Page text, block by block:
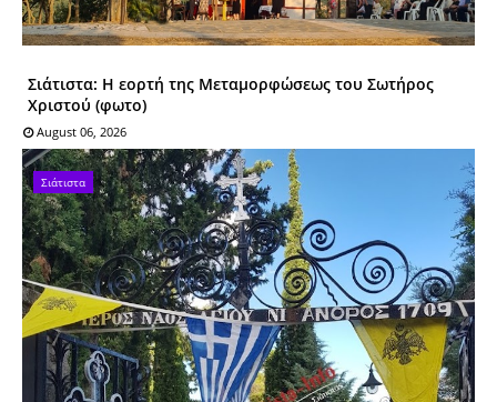
Σιάτιστα: Η εορτή της Μεταμορφώσεως του Σωτήρος
Χριστού (φωτο)
August 06, 2026
Σιάτιστα